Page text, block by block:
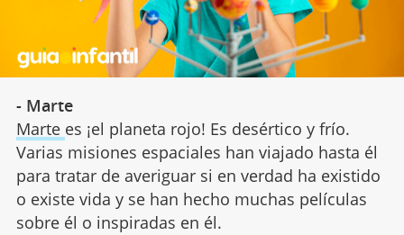
- Marte
Marte es ¡el planeta rojo! Es desértico y frío.
Varias misiones espaciales han viajado hasta él
para tratar de averiguar si en verdad ha existido
o existe vida y se han hecho muchas películas
sobre él o inspiradas en él.